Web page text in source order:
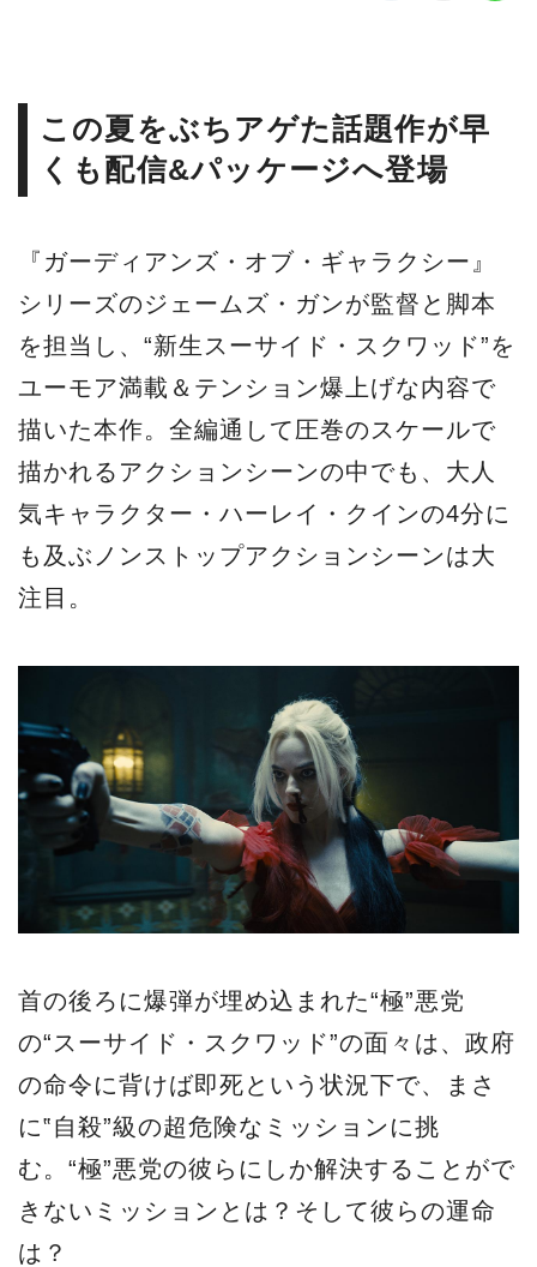
この夏をぶちアゲた話題作が早
くも配信&パッケージへ登場
『ガーディアンズ・オブ・ギャラクシー』
シリーズのジェームズ・ガンが監督と脚本
を担当し、“新生スーサイド・スクワッド”を
ユーモア満載＆テンション爆上げな内容で
描いた本作。全編通して圧巻のスケールで
描かれるアクションシーンの中でも、大人
気キャラクター・ハーレイ・クインの4分に
も及ぶノンストップアクションシーンは大
注目。
首の後ろに爆弾が埋め込まれた“極”悪党
の“スーサイド・スクワッド”の面々は、政府
の命令に背けば即死という状況下で、まさ
に‟自殺”級の超危険なミッションに挑
む。“極”悪党の彼らにしか解決することがで
きないミッションとは？そして彼らの運命
は？